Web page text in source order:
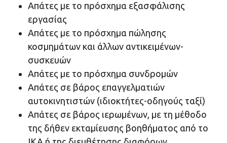
Απάτες με το πρόσχημα εξασφάλισης
εργασίας
Απάτες με το πρόσχημα πώλησης
κοσμημάτων και άλλων αντικειμένων-
συσκευών
Απάτες με το πρόσχημα συνδρομών
Απάτες σε βάρος επαγγελματιών
αυτοκινητιστών (ιδιοκτήτες-οδηγούς ταξί)
Απάτες σε βάρος ιερωμένων, με τη μέθοδο
της δήθεν εκταμίευσης βοηθήματος από το